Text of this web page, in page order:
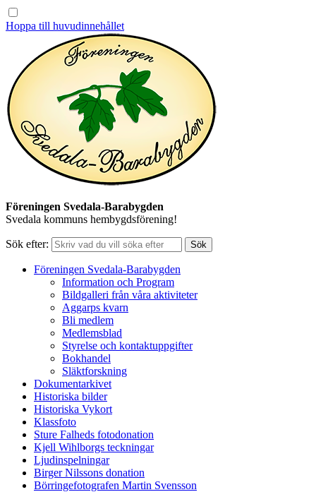
Hoppa till huvudinnehållet
Föreningen Svedala-Barabygden
Svedala kommuns hembygdsförening!
Sök efter:
Föreningen Svedala-Barabygden
Information och Program
Bildgalleri från våra aktiviteter
Aggarps kvarn
Bli medlem
Medlemsblad
Styrelse och kontaktuppgifter
Bokhandel
Släktforskning
Dokumentarkivet
Historiska bilder
Historiska Vykort
Klassfoto
Sture Falheds fotodonation
Kjell Wihlborgs teckningar
Ljudinspelningar
Birger Nilssons donation
Börringefotografen Martin Svensson